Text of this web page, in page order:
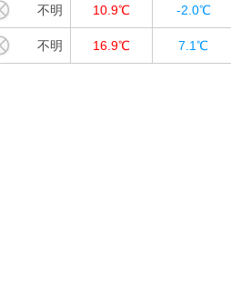
不明 10.9℃ -2.0℃
不明 16.9℃ 7.1℃